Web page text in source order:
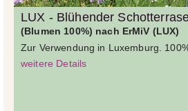
LUX - Blühender
(Blumen 100%) nach ErMiV (LUX)
Zur Verwendung in Luxemburg.
weitere Details